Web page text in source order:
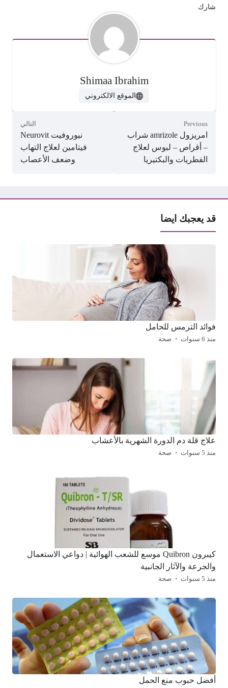
شارك
Shimaa Ibrahim
الموقع الالكتروني
Previous
امريزول amrizole شراب
– أقراص – لبوس لعلاج
الفطريات والبكتيريا
التالي
نيوروفيت Neurovit
فيتامين لعلاج التهاب
وضعف الأعصاب
قد يعجبك ايضا
فوائد الترمس للحامل
منذ 6 سنوات صحة
علاج قلة دم الدورة الشهرية بالأعشاب
منذ 5 سنوات صحة
كيبرون Quibron موسع للشعب الهوائية | دواعي الاستعمال
والجرعة والآثار الجانبية
منذ 5 سنوات صحة
أفضل حبوب منع الحمل